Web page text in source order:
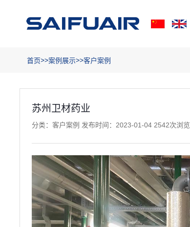
首页>>案例展示>>客户案例
苏州卫材药业
分类：客户案例 发布时间：2023-01-04 2542次浏览